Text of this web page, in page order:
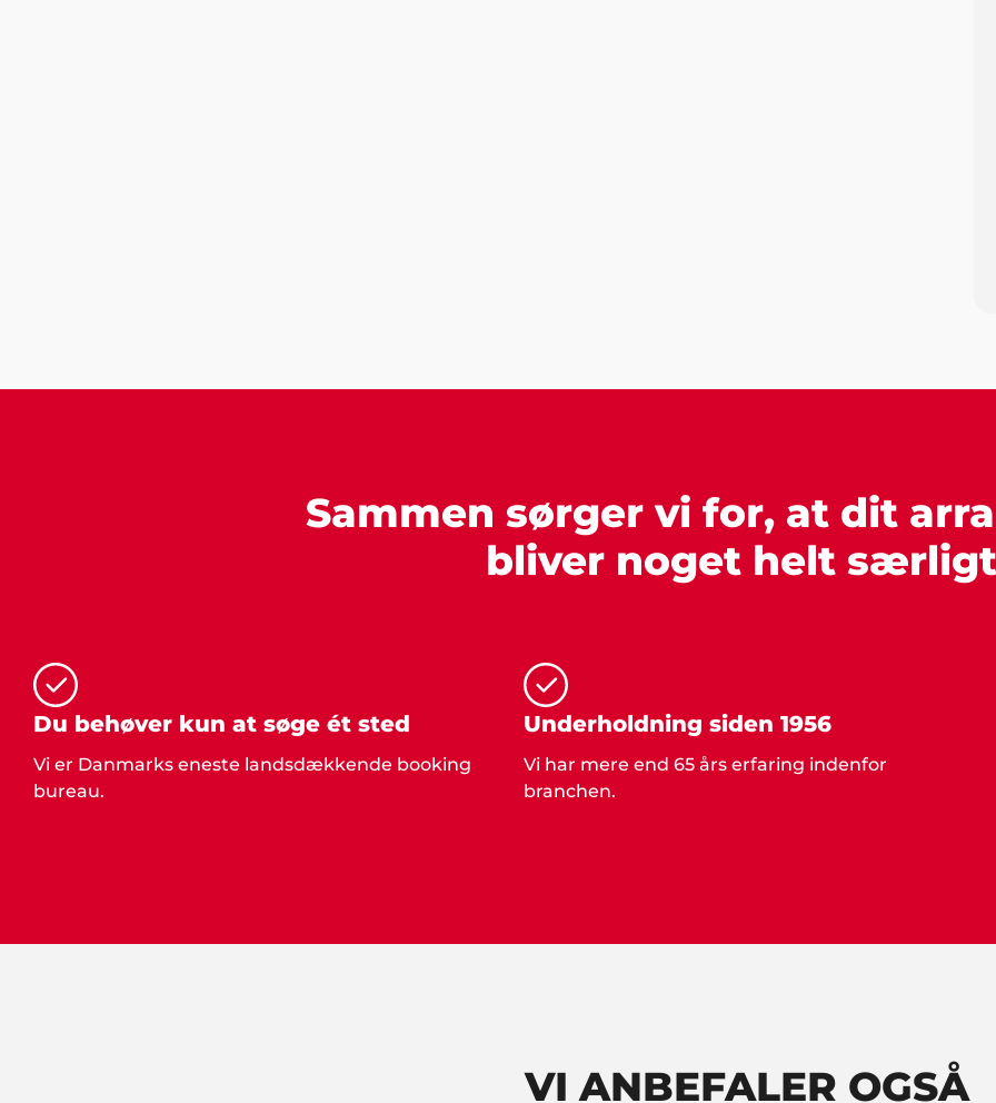
Sammen sørger vi for, at dit
bliver noget helt
Du behøver kun at søge ét sted
Vi er Danmarks eneste landsdækkende booking
bureau.
Underholdning siden 1956
Vi har mere end 65 års erfaring indenfor
branchen.
VI ANBEFALER OGSÅ